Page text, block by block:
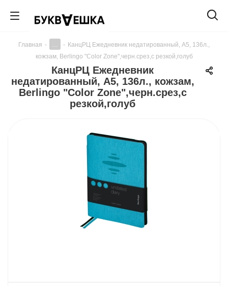
Главная - - КанцРЦ Ежедневник недатированный, A5, 136л.,
кожзам, Berlingo "Color Zone",черн.срез,с резкой,голуб
КанцРЦ Ежедневник
недатированный, A5, 136л., кожзам,
Berlingo "Color Zone",черн.срез,с
резкой,голуб